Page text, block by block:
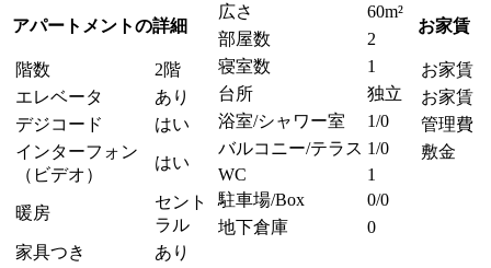
アパートメントの詳細
階数
2階
エレベータ
あり
デジコード
はい
インターフォン
（ビデオ）
はい
暖房
セント
ラル
家具つき
あり
広さ
60m²
部屋数
2
寝室数
1
台所
独立
浴室/シャワー室
1/0
バルコニー/テラス 1/0
WC
1
駐車場/Box
0/0
地下倉庫
0
お家賃
お家賃
お家賃
管理費
敷金